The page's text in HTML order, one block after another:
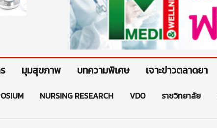
มุมสุขภาพ บทความพิเศษ เจาะข่าวตลาดยา
NURSING RESEARCH VDO ราชวิทยาลัย